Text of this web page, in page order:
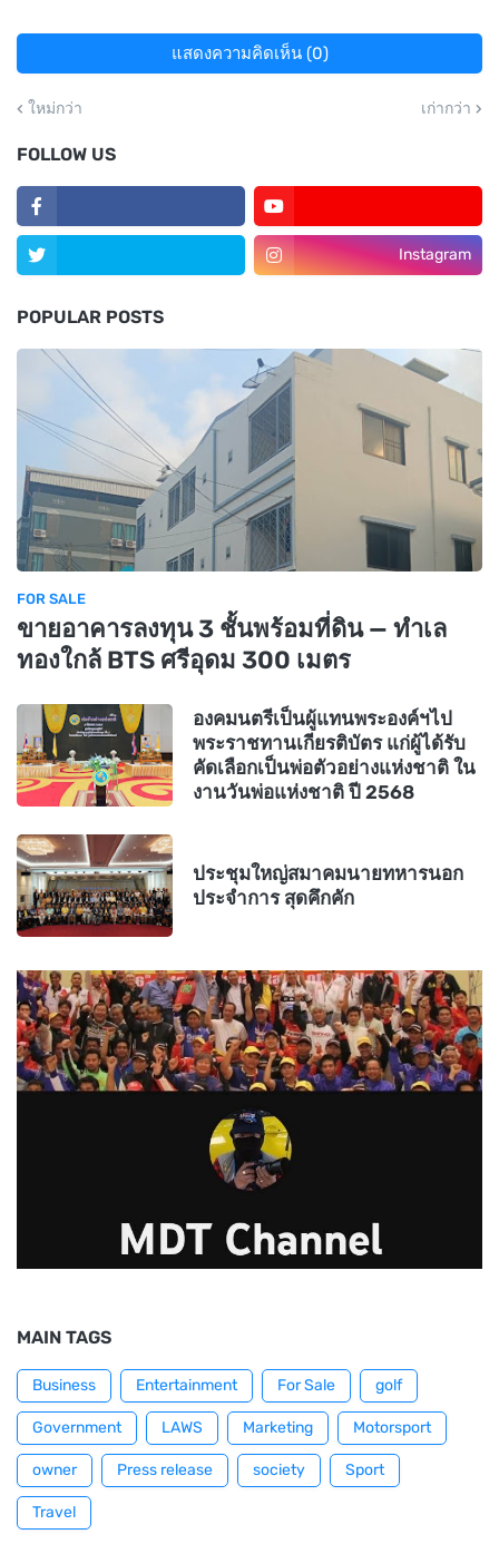
แสดงความคิดเห็น (0)
ใหม่กว่า เก่ากว่า
FOLLOW US
Instagram
POPULAR POSTS
FOR SALE
ขายอาคารลงทุน 3 ชั้นพร้อมที่ดิน — ทำเล
ทองใกล้ BTS ศรีอุดม 300 เมตร
องคมนตรีเป็นผู้แทนพระองค์ฯไป
พระราชทานเกียรติบัตร แก่ผู้ได้รับ
คัดเลือกเป็นพ่อตัวอย่างแห่งชาติ ใน
งานวันพ่อแห่งชาติ ปี 2568
ประชุมใหญ่สมาคมนายทหารนอก
ประจำการ สุดคึกคัก
MAIN TAGS
Business Entertainment For Sale golf
Government LAWS Marketing Motorsport
owner Press release society Sport
Travel